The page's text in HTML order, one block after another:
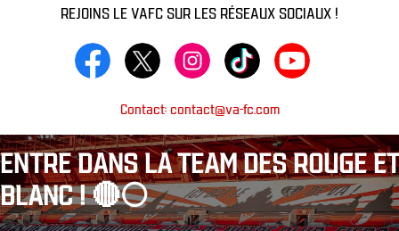
REJOINS LE VAFC SUR LES RÉSEAUX SOCIAUX !
Contact: contact@va-fc.com
ENTRE DANS LA TEAM DES ROUGE ET
BLANC ! 🔴⚪️